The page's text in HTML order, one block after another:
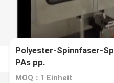
Polyester-Spinnfaser-
PAs pp.
MOQ：1 Einheit